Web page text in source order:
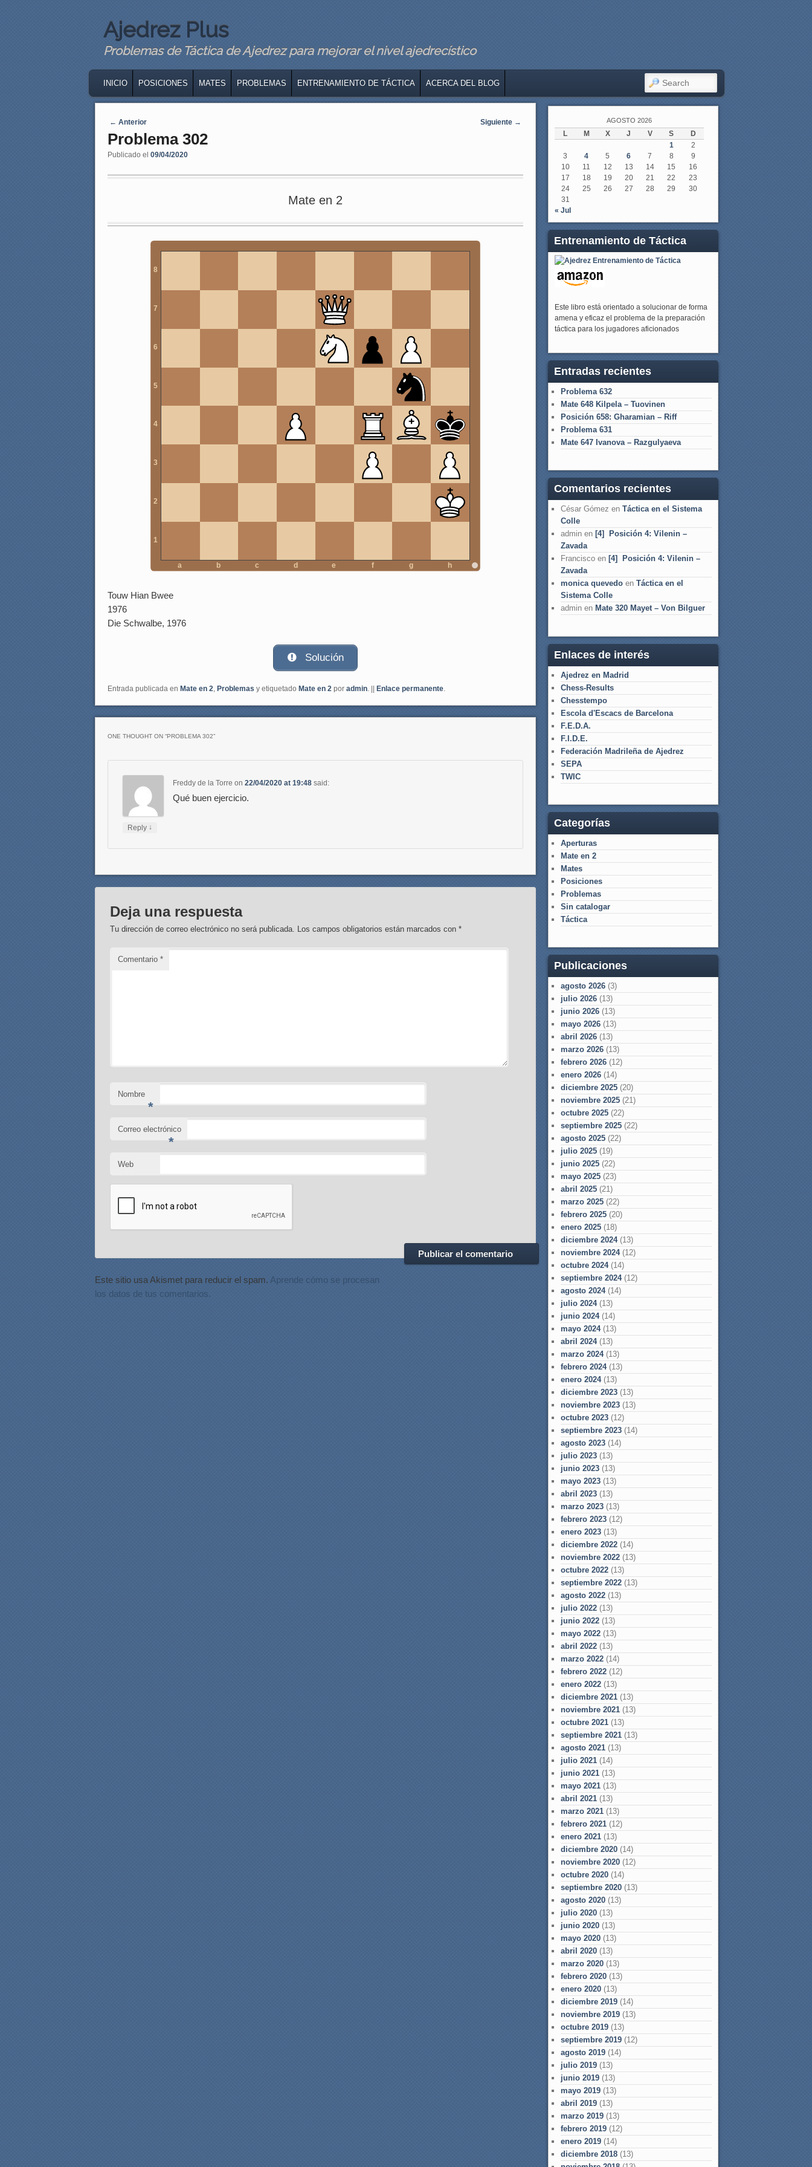
Ajedrez Plus
Problemas de Táctica de Ajedrez para mejorar el nivel ajedrecístico
SKIP TO PRIMARY CONTENT
SKIP TO SECONDARY CONTENT
INICIO POSICIONES MATES PROBLEMAS ENTRENAMIENTO DE TÁCTICA ACERCA DEL BLOG SEARCH
Navegaci�n de entradas
← Anterior Siguiente →
Problema 302
Publicado el 09/04/2020
Mate en 2
8
7
6
5
4
3
2
1
a b c d e f g h
Touw Hian Bwee
1976
Die Schwalbe, 1976
Solución
Entrada publicada en Mate en 2, Problemas y etiquetado Mate en 2 por admin. || Enlace permanente.
ONE THOUGHT ON “PROBLEMA 302”
Freddy de la Torre on22/04/2020 at 19:48 said:
Qué buen ejercicio.
Reply ↓
Deja una respuesta
Tu dirección de correo electrónico no será publicada. Los campos obligatorios están marcados con*
Comentario*
Nombre
*
Correo electrónico
*
Web
Este sitio usa Akismet para reducir el spam. Aprende cómo se procesan
los datos de tus comentarios.
AGOSTO 2026
L M X J V S
D
1
2
3
4 5 6 7 8
9
10
11 12 13 14 15
16
17
18 19 20 21 22
23
24
25 26 27 28 29
30
31
« Jul
Entrenamiento de Táctica
Este libro está orientado a solucionar de forma
amena y eficaz el problema de la preparación
táctica para los jugadores aficionados
Entradas recientes
Problema 632
Mate 648 Kilpela – Tuovinen
Posición 658: Gharamian – Riff
Problema 631
Mate 647 Ivanova – Razgulyaeva
Comentarios recientes
César Gómez en Táctica en el Sistema
Colle
admin en [4] Posición 4: Vilenin –
Zavada
Francisco en [4] Posición 4: Vilenin –
Zavada
monica quevedo en Táctica en el
Sistema Colle
admin en Mate 320 Mayet – Von Bilguer
Enlaces de interés
Ajedrez en Madrid
Chess-Results
Chesstempo
Escola d'Escacs de Barcelona
F.E.D.A.
F.I.D.E.
Federación Madrileña de Ajedrez
SEPA
TWIC
Categorías
Aperturas
Mate en 2
Mates
Posiciones
Problemas
Sin catalogar
Táctica
Publicaciones
agosto 2026 (3)
julio 2026 (13)
junio 2026 (13)
mayo 2026 (13)
abril 2026 (13)
marzo 2026 (13)
febrero 2026 (12)
enero 2026 (14)
diciembre 2025 (20)
noviembre 2025 (21)
octubre 2025 (22)
septiembre 2025 (22)
agosto 2025 (22)
julio 2025 (19)
junio 2025 (22)
mayo 2025 (23)
abril 2025 (21)
marzo 2025 (22)
febrero 2025 (20)
enero 2025 (18)
diciembre 2024(13)
noviembre 2024(12)
octubre 2024(14)
septiembre 2024(12)
agosto 2024(14)
julio 2024(13)
junio 2024(14)
mayo 2024(13)
abril 2024(13)
marzo 2024(13)
febrero 2024(13)
enero 2024(13)
diciembre 2023 (13)
noviembre 2023 (13)
octubre 2023 (12)
septiembre 2023 (14)
agosto 2023 (14)
julio 2023 (13)
junio 2023 (13)
mayo 2023 (13)
abril 2023 (13)
marzo 2023 (13)
febrero 2023 (12)
enero 2023 (13)
diciembre 2022 (14)
noviembre 2022 (13)
octubre 2022 (13)
septiembre 2022 (13)
agosto 2022 (13)
julio 2022 (13)
junio 2022 (13)
mayo 2022 (13)
abril 2022 (13)
marzo 2022 (14)
febrero 2022 (12)
enero 2022 (13)
diciembre 2021 (13)
noviembre 2021 (13)
octubre 2021 (13)
septiembre 2021 (13)
agosto 2021 (13)
julio 2021 (14)
junio 2021 (13)
mayo 2021 (13)
abril 2021 (13)
marzo 2021 (13)
febrero 2021 (12)
enero 2021 (13)
diciembre 2020 (14)
noviembre 2020 (12)
octubre 2020 (14)
septiembre 2020 (13)
agosto 2020 (13)
julio 2020 (13)
junio 2020 (13)
mayo 2020 (13)
abril 2020 (13)
marzo 2020 (13)
febrero 2020 (13)
enero 2020 (13)
diciembre 2019 (14)
noviembre 2019 (13)
octubre 2019 (13)
septiembre 2019 (12)
agosto 2019 (14)
julio 2019 (13)
junio 2019 (13)
mayo 2019 (13)
abril 2019 (13)
marzo 2019 (13)
febrero 2019 (12)
enero 2019 (14)
diciembre 2018 (13)